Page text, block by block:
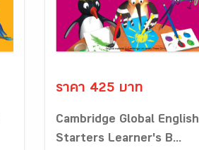
ราคา 425 บาท
Cambridge Global English
Starters Learner's B...